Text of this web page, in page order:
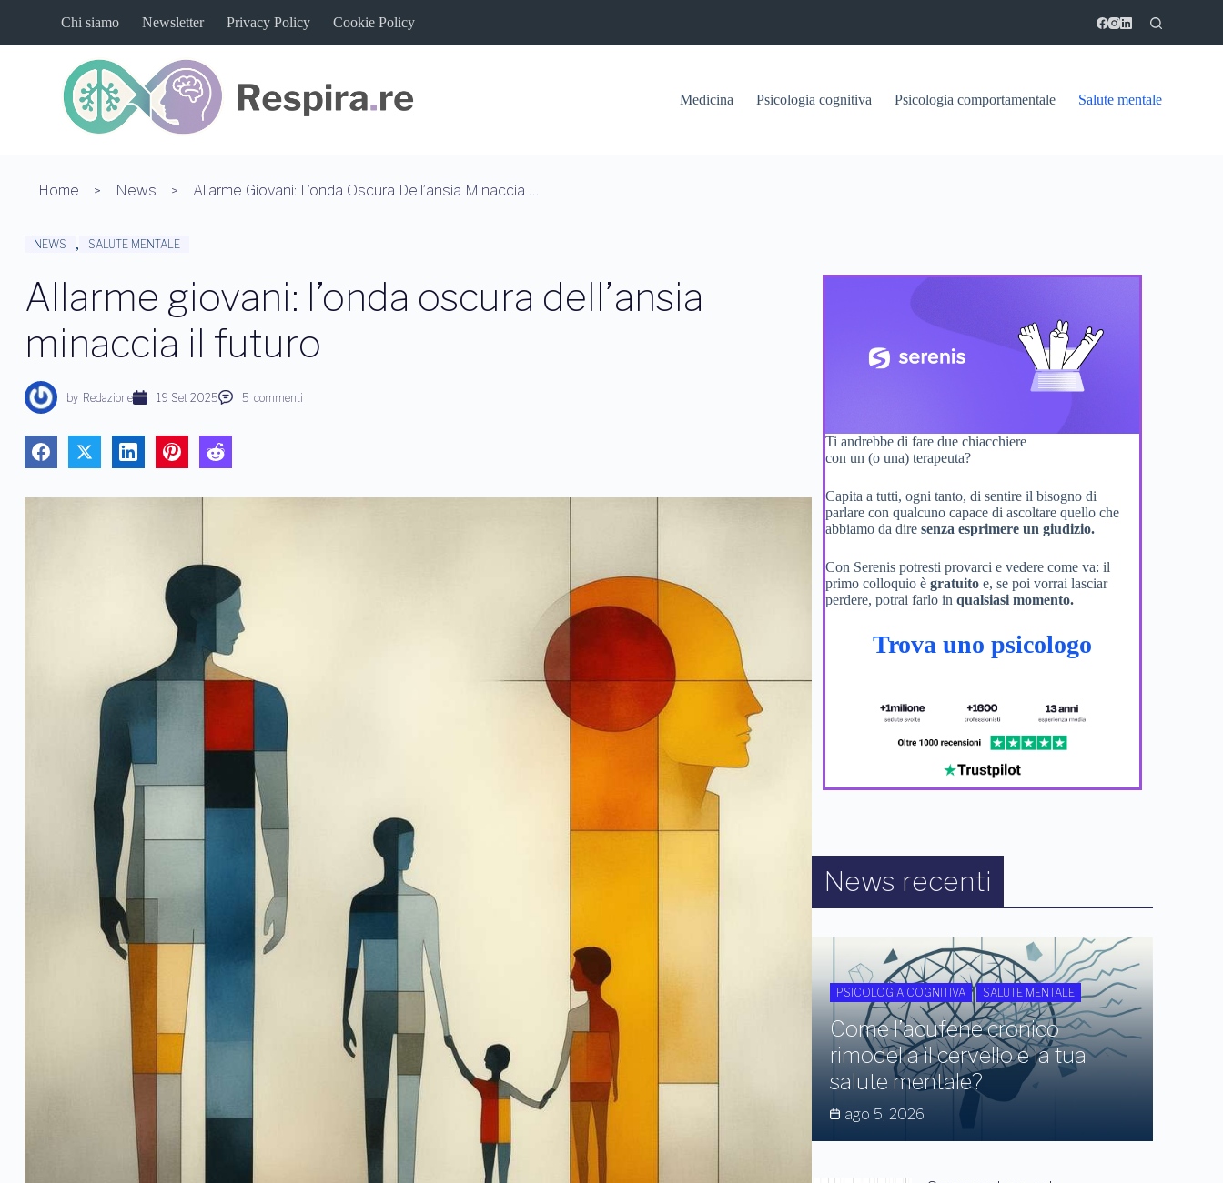
l
Chi siamo Newsletter Privacy Policy Cookie Policy
Medicina Psicologia cognitiva Psicologia comportamentale Salute mentale
Home News Allarme Giovani: L’onda Oscura Dell’ansia Minaccia Il Futuro
NEWS , SALUTE MENTALE
Allarme giovani: l’onda oscura dell’ansia
minaccia il futuro
by Redazione 19 Set 2025 5 commenti
Ti andrebbe di fare due chiacchiere
con un (o una) terapeuta?
Capita a tutti, ogni tanto, di sentire il bisogno di
parlare con qualcuno capace di ascoltare quello che
abbiamo da diresenza esprimere un giudizio.
Con Serenis potresti provarci e vedere come va: il
primo colloquio ègratuito e, se poi vorrai lasciar
perdere, potrai farlo inqualsiasi momento.
Trova uno psicologo
News recenti
PSICOLOGIA COGNITIVA SALUTE MENTALE
Come l’acufene cronico
rimodella il cervello e la tua
salute mentale?
ago 5, 2026